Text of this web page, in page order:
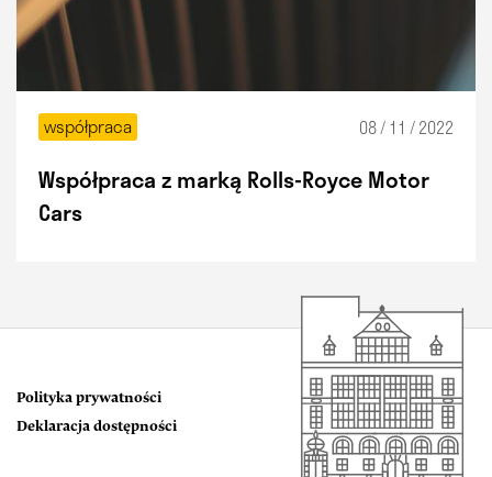
współpraca 08 / 11 / 2022
Współpraca z marką Rolls-Royce Motor
Cars
Polityka prywatności
Deklaracja dostępności